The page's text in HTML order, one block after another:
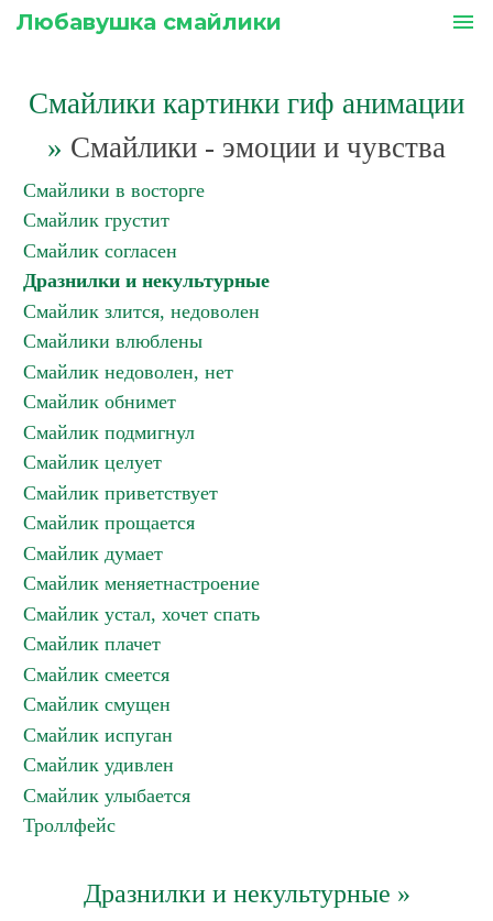
Любавушка смайлики menu
Смайлики картинки гиф анимации
» Смайлики - эмоции и чувства
Смайлики в восторге
Смайлик грустит
Смайлик согласен
Дразнилки и некультурные
Смайлик злится, недоволен
Смайлики влюблены
Смайлик недоволен, нет
Смайлик обнимет
Смайлик подмигнул
Смайлик целует
Смайлик приветствует
Смайлик прощается
Смайлик думает
Смайлик меняетнастроение
Смайлик устал, хочет спать
Смайлик плачет
Смайлик смеется
Смайлик смущен
Смайлик испуган
Смайлик удивлен
Смайлик улыбается
Троллфейс
Дразнилки и некультурные »